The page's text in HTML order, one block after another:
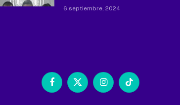
6 septiembre, 2024
Facebook
X
InstagramTikTok